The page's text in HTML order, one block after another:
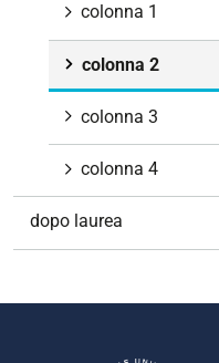
colonna 1
colonna 2
colonna 3
colonna 4
dopo laurea